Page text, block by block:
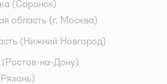
(Саранск)
область (г. Москва)
(Нижний Новгород)
(Ростов-на-Дону)